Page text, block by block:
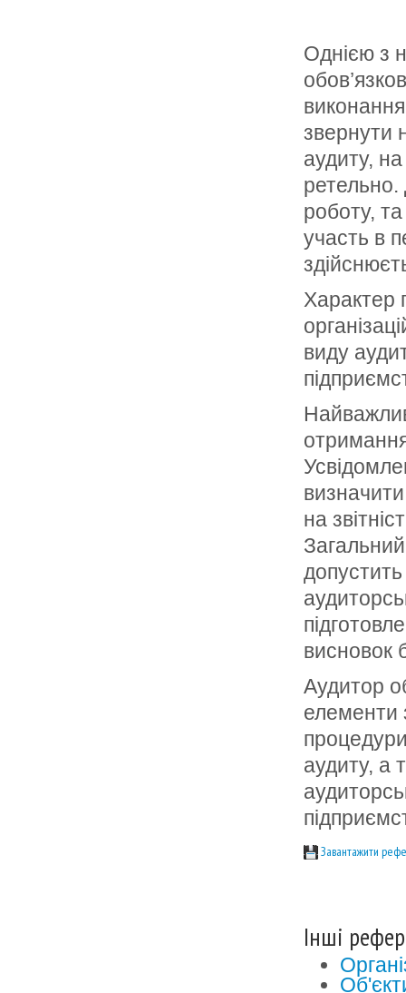
Однією з
звернути
аудиту,
роботу,
участь в
Характер
виду
на
висновок
Аудитор
елементи
аудиту, а
Завантажити
Інші